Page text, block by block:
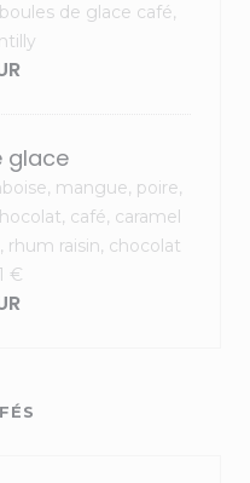
de glace café,
glace
mangue, poire,
café, caramel
rhum raisin, chocolat
€